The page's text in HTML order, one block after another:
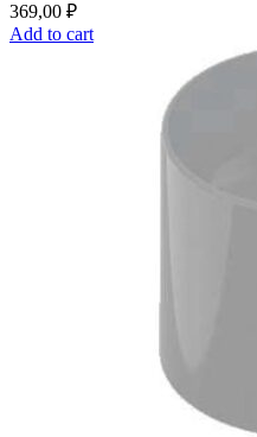
369,00 ₽
Add to cart